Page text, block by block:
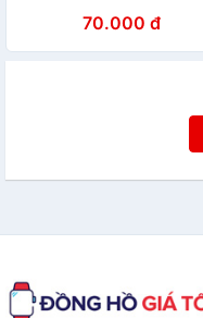
70.000 đ